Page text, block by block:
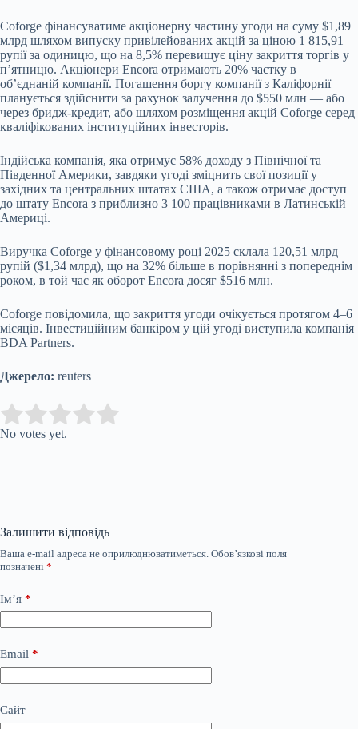
Coforge фінансуватиме акціонерну частину угоди на суму $1,89
млрд шляхом випуску привілейованих акцій за ціною 1 815,91
рупії за одиницю, що на 8,5% перевищує ціну закриття торгів у
п’ятницю. Акціонери Encora отримають 20% частку в
об’єднаній компанії. Погашення боргу компанії з Каліфорнії
планується здійснити за рахунок залучення до $550 млн — або
через бридж-кредит, або шляхом розміщення акцій Coforge серед
кваліфікованих інституційних інвесторів.
Індійська компанія, яка отримує 58% доходу з Північної та
Південної Америки, завдяки угоді зміцнить свої позиції у
західних та центральних штатах США, а також отримає доступ
до штату Encora з приблизно 3 100 працівниками в Латинській
Америці.
Виручка Coforge у фінансовому році 2025 склала 120,51 млрд
рупій ($1,34 млрд), що на 32% більше в порівнянні з попереднім
роком, в той час як оборот Encora досяг $516 млн.
Coforge повідомила, що закриття угоди очікується протягом 4–6
місяців. Інвестиційним банкіром у цій угоді виступила компанія
BDA Partners.
Джерело: reuters
Rate this item:
No votes yet.
Залишити відповідь
Ваша e-mail адреса не оприлюднюватиметься. Обов’язкові поля
позначені *
Ім’я *
Email *
Сайт